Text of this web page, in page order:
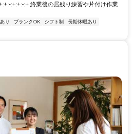
:+:+:-:+ 終業後の居残り練習や片付け作業
り ブランクOK シフト制
長期休暇あり